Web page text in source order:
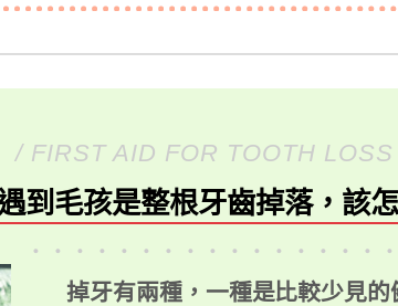
/ FIRST AID FOR TOOTH
到毛孩是整根牙齒掉落，該
．．．．．．．．．．．．．．．．．
掉牙有兩種，一種是比較少見